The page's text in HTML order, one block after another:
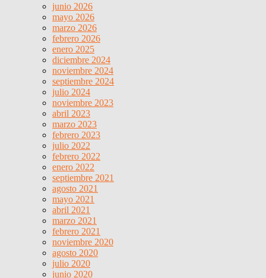
junio 2026
mayo 2026
marzo 2026
febrero 2026
enero 2025
diciembre 2024
noviembre 2024
septiembre 2024
julio 2024
noviembre 2023
abril 2023
marzo 2023
febrero 2023
julio 2022
febrero 2022
enero 2022
septiembre 2021
agosto 2021
mayo 2021
abril 2021
marzo 2021
febrero 2021
noviembre 2020
agosto 2020
julio 2020
junio 2020